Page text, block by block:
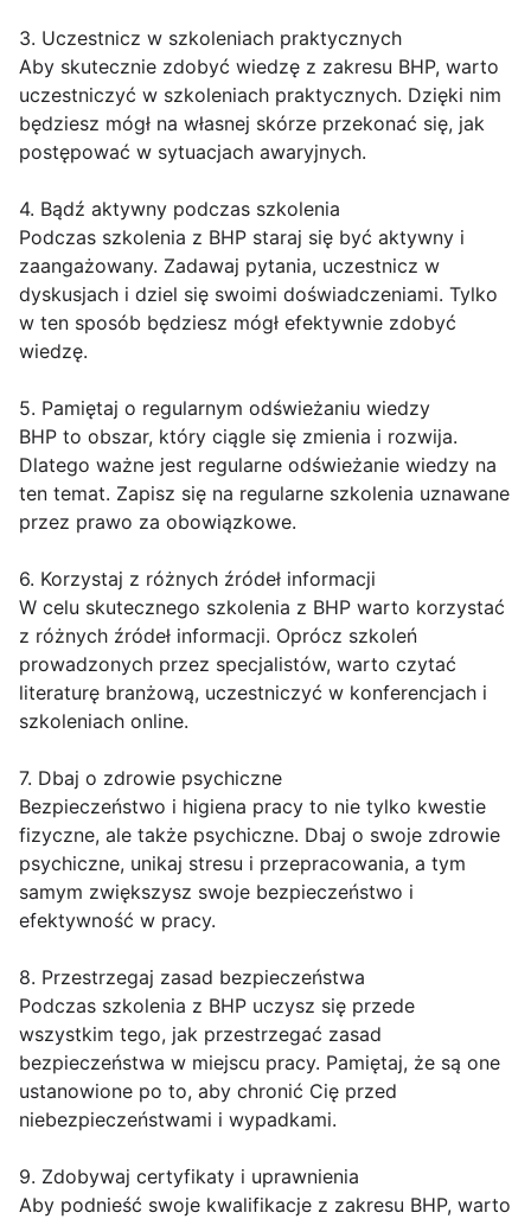
3. Uczestnicz w szkoleniach praktycznych
Aby skutecznie zdobyć wiedzę z zakresu BHP, warto
uczestniczyć w szkoleniach praktycznych. Dzięki nim
będziesz mógł na własnej skórze przekonać się, jak
postępować w sytuacjach awaryjnych.
4. Bądź aktywny podczas szkolenia
Podczas szkolenia z BHP staraj się być aktywny i
zaangażowany. Zadawaj pytania, uczestnicz w
dyskusjach i dziel się swoimi doświadczeniami. Tylko
w ten sposób będziesz mógł efektywnie zdobyć
wiedzę.
5. Pamiętaj o regularnym odświeżaniu wiedzy
BHP to obszar, który ciągle się zmienia i rozwija.
Dlatego ważne jest regularne odświeżanie wiedzy na
ten temat. Zapisz się na regularne szkolenia uznawane
przez prawo za obowiązkowe.
6. Korzystaj z różnych źródeł informacji
W celu skutecznego szkolenia z BHP warto korzystać
z różnych źródeł informacji. Oprócz szkoleń
prowadzonych przez specjalistów, warto czytać
literaturę branżową, uczestniczyć w konferencjach i
szkoleniach online.
7. Dbaj o zdrowie psychiczne
Bezpieczeństwo i higiena pracy to nie tylko kwestie
fizyczne, ale także psychiczne. Dbaj o swoje zdrowie
psychiczne, unikaj stresu i przepracowania, a tym
samym zwiększysz swoje bezpieczeństwo i
efektywność w pracy.
8. Przestrzegaj zasad bezpieczeństwa
Podczas szkolenia z BHP uczysz się przede
wszystkim tego, jak przestrzegać zasad
bezpieczeństwa w miejscu pracy. Pamiętaj, że są one
ustanowione po to, aby chronić Cię przed
niebezpieczeństwami i wypadkami.
9. Zdobywaj certyfikaty i uprawnienia
Aby podnieść swoje kwalifikacje z zakresu BHP, warto